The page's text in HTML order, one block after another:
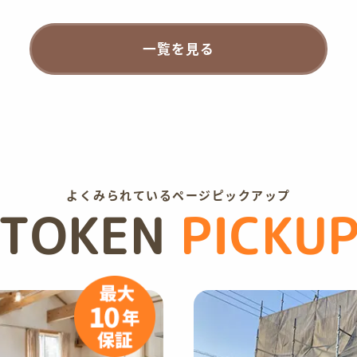
一覧を見る
よくみられているページピックアップ